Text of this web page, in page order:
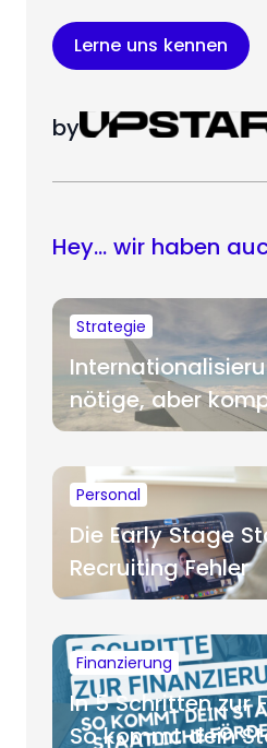
Lerne uns kennen
by
Hey… wir haben
Strategie
nötige, aber
für Startups
Personal
Die Early Stage
Recruiting Fehler
Finanzierung
In 5 Schritten zur
So kommt dein